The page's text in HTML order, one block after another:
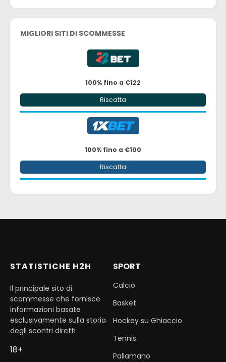
MIGLIORI SITI DI SCOMMESSE
100% fino a €122
Riscatta
100% fino a €100
Riscatta
STATISTICHE H2H
Il principale sito di
scommesse che fornisce
informazioni basate
esclusivamente sulla storia
degli scontri diretti
18+
SPORT
Calcio
Basket
Hockey su Ghiaccio
Tennis
Pallamano